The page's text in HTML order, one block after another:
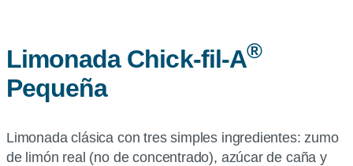
Limonada Chick-fil-A®
Pequeña
Limonada clásica con tres simples ingredientes: zumo
de limón real (no de concentrado), azúcar de caña y